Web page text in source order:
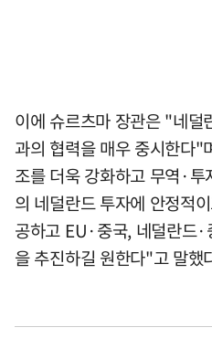
이에 슈르츠마 장관은 "네덜
과의 협력을 매우 중시한다"
조를 더욱 강화하고 무역·
의 네덜란드 투자에 안정적
공하고 EU·중국, 네덜란드
을 추진하길 원한다"고 말했